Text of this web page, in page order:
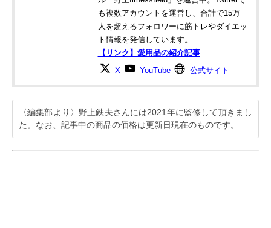
も複数アカウントを運営し、合計で15万
人を超えるフォロワーに筋トレやダイエッ
ト情報を発信しています。
【リンク】愛用品の紹介記事
X YouTube 公式サイト
〈編集部より〉野上鉄夫さんには2021年に監修して頂きまし
た。なお、記事中の商品の価格は更新日現在のものです。